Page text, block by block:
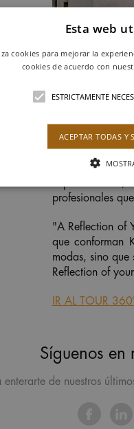
Con el
profesionales
"A Reflection of
que conforman
modas, sino
Reflection of
IR AL TOUR
Síguenos en
enterarte de nuestros
Esta web
cookies para mejorar la
cookies de acuerdo con
ESTRICTAMENTE
ACEPTAR TODAS Y